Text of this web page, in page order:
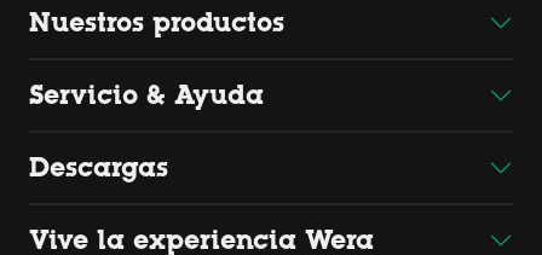
Nuestros productos
Servicio & Ayuda
Descargas
Vive la experiencia Wera